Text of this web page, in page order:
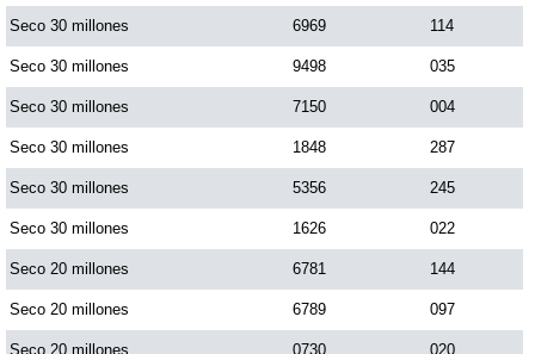
Seco 30 millones 6969 114
Seco 30 millones 9498 035
Seco 30 millones 7150 004
Seco 30 millones 1848 287
Seco 30 millones 5356 245
Seco 30 millones 1626 022
Seco 20 millones 6781 144
Seco 20 millones 6789 097
Seco 20 millones 0730 020